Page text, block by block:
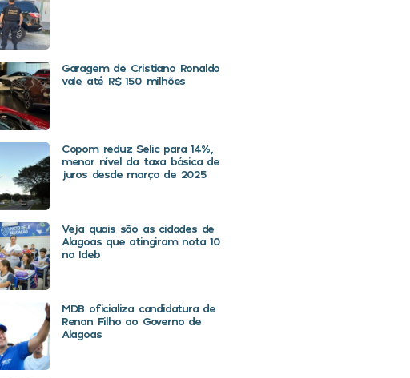
Garagem de Cristiano Ronaldo
vale até R$ 150 milhões
Copom reduz Selic para 14%,
menor nível da taxa básica de
juros desde março de 2025
Veja quais são as cidades de
Alagoas que atingiram nota 10
no Ideb
MDB oficializa candidatura de
Renan Filho ao Governo de
Alagoas